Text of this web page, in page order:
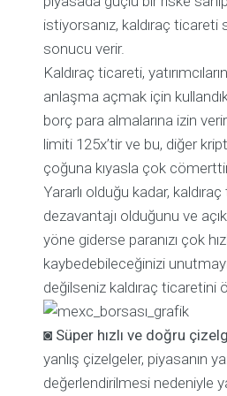
istiyorsanız, kaldıraç ticareti
sonucu verir.
Kaldıraç ticareti,
anlaşma açmak için
borç para almalarına izin
limiti 125x’tir ve bu, diğer
çoğuna kıyasla çok
Yararlı olduğu kadar,
dezavantajı olduğunu ve
yöne giderse paranızı çok
kaybedebileceğinizi
değilseniz kaldıraç ticaretini
◙ Süper hızlı ve doğru
yanlış çizelgeler, piyasanın
değerlendirilmesi nedeniyle